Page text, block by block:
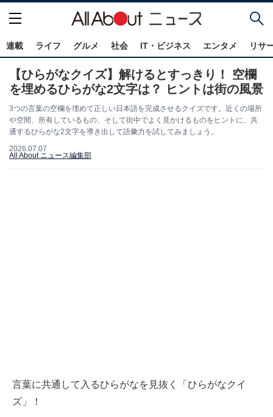
連載 ライフ グルメ 社会 IT・ビジネス エンタメ リサ
【ひらがなクイズ】解けるとすっきり！ 空欄
を埋めるひらがな2文字は？ ヒントは街の風景
3つの言葉の空欄を埋めて正しい日本語を完成させるクイズです。近くの場所
や空間、所有しているもの、そして街中でよく見かけるものをヒントに、共
通するひらがな2文字を導き出して語彙力を試してみましょう。
2026.07.07
All About ニュース編集部
言葉に共通して入るひらがなを見抜く「ひらがなクイ
ズ」！